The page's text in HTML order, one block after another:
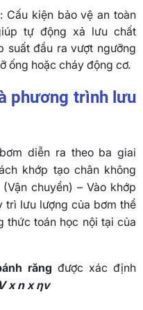
Cấu kiện bảo vệ an toàn
tự động xả lưu chất
suất đầu ra vượt ngưỡng
ống hoặc cháy động cơ.
phương trình lưu
diễn ra theo ba giai
khớp tạo chân không
chuyển) – Vào khớp
lưu lượng của bơm thể
thức toán học nội tại của
răng được xác định
x n x ηv